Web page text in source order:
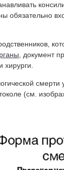
обязательно
, документ
и хирурги.
(см.